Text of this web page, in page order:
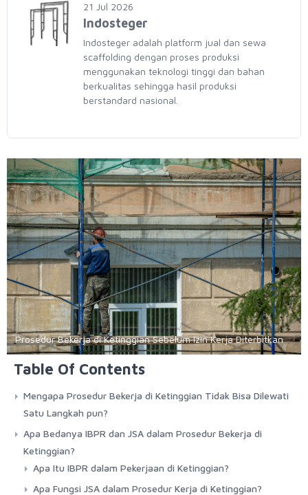
21 Jul 2026
Indosteger
Indosteger adalah platform jual dan sewa
scaffolding dengan proses produksi
menggunakan teknologi tinggi dan bahan
berkualitas sehingga hasil produksi
berstandard nasional.
Prosedur Bekerja di Ketinggian Sebelum Izin Kerja Diterbitkan
Table Of Contents
Mengapa Prosedur Bekerja di Ketinggian Tidak Bisa Dilewati
Satu Langkah pun?
Apa Bedanya IBPR dan JSA dalam Prosedur Bekerja di
Ketinggian?
Apa Itu IBPR dalam Pekerjaan di Ketinggian?
Apa Fungsi JSA dalam Prosedur Kerja di Ketinggian?